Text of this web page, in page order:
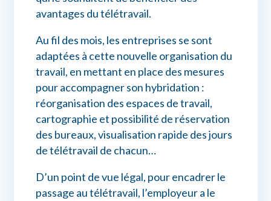
avantages du télétravail.
Au fil des mois, les entreprises se sont
adaptées à cette nouvelle organisation du
travail, en mettant en place des mesures
pour accompagner son hybridation :
réorganisation des espaces de travail,
cartographie et possibilité de réservation
des bureaux, visualisation rapide des jours
de télétravail de chacun…
D’un point de vue légal, pour encadrer le
passage au télétravail, l’employeur a le